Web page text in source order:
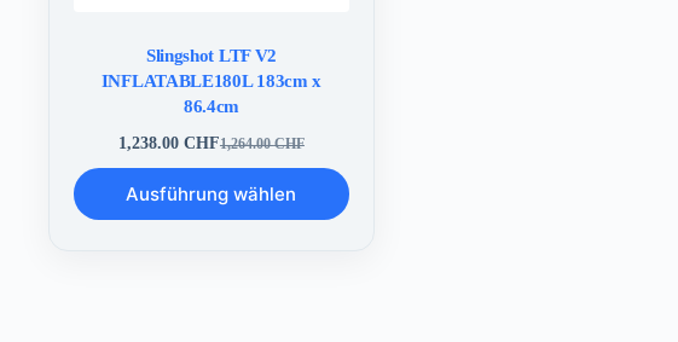
Slingshot LTF V2
INFLATABLE180L 183cm x
86.4cm
1,264.00CHF
Ursprünglicher
Preis
war:
1,238.00 CHFAktueller
Preis
ist:
Ausführung wählen
Dieses
Produkt
weist